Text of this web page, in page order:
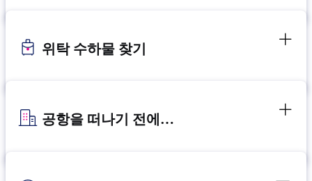
위탁 수하물 찾기
공항을 떠나기 전에…